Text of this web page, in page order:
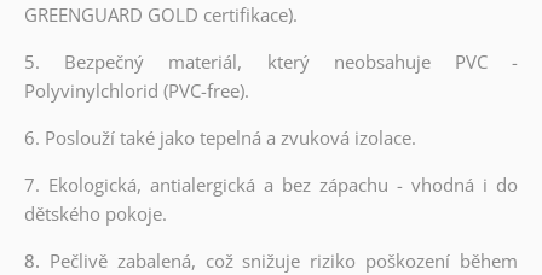
GREENGUARD GOLD certifikace).
5. Bezpečný materiál, který neobsahuje PVC -
Polyvinylchlorid (PVC-free).
6. Poslouží také jako tepelná a zvuková izolace.
7. Ekologická, antialergická a bez zápachu - vhodná i do
dětského pokoje.
8. Pečlivě zabalená, což snižuje riziko poškození během